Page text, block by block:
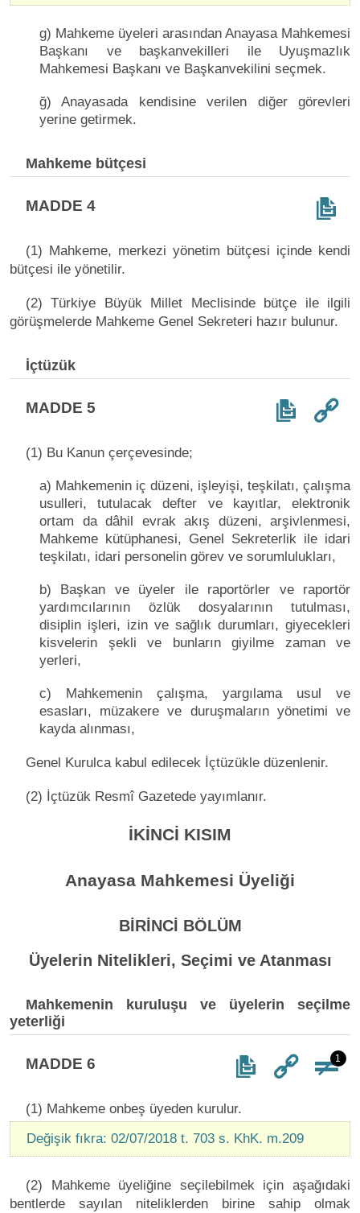
g) Mahkeme üyeleri arasından Anayasa Mahkemesi
Başkanı ve başkanvekilleri ile Uyuşmazlık
Mahkemesi Başkanı ve Başkanvekilini seçmek.
ğ) Anayasada kendisine verilen diğer görevleri
yerine getirmek.
Mahkeme bütçesi
MADDE 4
(1) Mahkeme, merkezi yönetim bütçesi içinde kendi
bütçesi ile yönetilir.
(2) Türkiye Büyük Millet Meclisinde bütçe ile ilgili
görüşmelerde Mahkeme Genel Sekreteri hazır bulunur.
İçtüzük
MADDE 5
(1) Bu Kanun çerçevesinde;
a) Mahkemenin iç düzeni, işleyişi, teşkilatı, çalışma
usulleri, tutulacak defter ve kayıtlar, elektronik
ortam da dâhil evrak akış düzeni, arşivlenmesi,
Mahkeme kütüphanesi, Genel Sekreterlik ile idari
teşkilatı, idari personelin görev ve sorumlulukları,
b) Başkan ve üyeler ile raportörler ve raportör
yardımcılarının özlük dosyalarının tutulması,
disiplin işleri, izin ve sağlık durumları, giyecekleri
kisvelerin şekli ve bunların giyilme zaman ve
yerleri,
c) Mahkemenin çalışma, yargılama usul ve
esasları, müzakere ve duruşmaların yönetimi ve
kayda alınması,
Genel Kurulca kabul edilecek İçtüzükle düzenlenir.
(2) İçtüzük Resmî Gazetede yayımlanır.
İKİNCİ KISIM
Anayasa Mahkemesi Üyeliği
BİRİNCİ BÖLÜM
Üyelerin Nitelikleri, Seçimi ve Atanması
Mahkemenin kuruluşu ve üyelerin seçilme
yeterliği
MADDE 6 1
(1) Mahkeme onbeş üyeden kurulur.
Değişik fıkra: 02/07/2018 t. 703 s. KhK. m.209
(2) Mahkeme üyeliğine seçilebilmek için aşağıdaki
bentlerde sayılan niteliklerden birine sahip olmak